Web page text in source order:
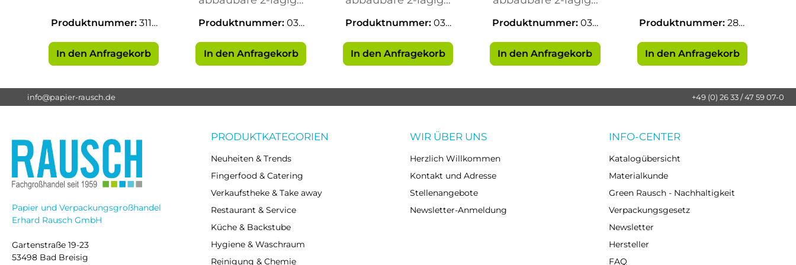
Produktnummer: 3112
In den Anfragekorb
Produktnummer: 035
In den Anfragekorb
Produktnummer: 035
In den Anfragekorb
Produktnummer: 039
In den Anfragekorb
Produktnummer:284
In den Anfragekorb
info@papier-rausch.de +49 (0) 26 33 / 47 59 07-0
Papier und Verpackungsgroßhandel
Erhard Rausch GmbH
Gartenstraße 19-23
53498 Bad Breisig
PRODUKTKATEGORIEN
Neuheiten & Trends
Fingerfood & Catering
Verkaufstheke & Take away
Restaurant & Service
Küche & Backstube
Hygiene & Waschraum
Reinigung & Chemie
WIR ÜBER UNS
Herzlich Willkommen
Kontakt und Adresse
Stellenangebote
Newsletter-Anmeldung
INFO-CENTER
Katalogübersicht
Materialkunde
Green Rausch - Nachhaltigkeit
Verpackungsgesetz
Newsletter
Hersteller
FAQ